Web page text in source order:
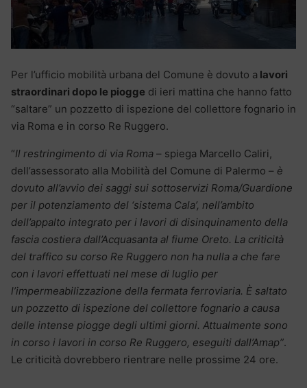
Per l’ufficio mobilità urbana del Comune è dovuto a lavori
straordinari dopo le piogge di ieri mattina che hanno fatto
“saltare” un pozzetto di ispezione del collettore fognario in
via Roma e in corso Re Ruggero.
“Il restringimento di via Roma – spiega Marcello Caliri,
dell’assessorato alla Mobilità del Comune di Palermo – è
dovuto all’avvio dei saggi sui sottoservizi Roma/Guardione
per il potenziamento del ‘sistema Cala’, nell’ambito
dell’appalto integrato per i lavori di disinquinamento della
fascia costiera dall’Acquasanta al fiume Oreto. La criticità
del traffico su corso Re Ruggero non ha nulla a che fare
con i lavori effettuati nel mese di luglio per
l’impermeabilizzazione della fermata ferroviaria. È saltato
un pozzetto di ispezione del collettore fognario a causa
delle intense piogge degli ultimi giorni. Attualmente sono
in corso i lavori in corso Re Ruggero, eseguiti dall’Amap”.
Le criticità dovrebbero rientrare nelle prossime 24 ore.